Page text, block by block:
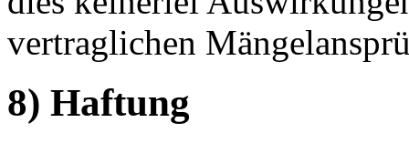
vertraglichen
8) Haftung